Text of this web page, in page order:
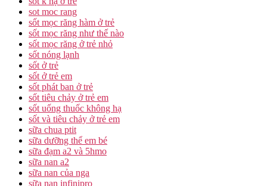
sot moc rang
sốt mọc răng hàm ở trẻ
sốt mọc răng như thế nào
sốt mọc răng ở trẻ nhỏ
sốt nóng lạnh
sốt ở trẻ
sốt ở trẻ em
sốt phát ban ở trẻ
sốt tiêu chảy ở trẻ em
sốt uống thuốc không hạ
sốt và tiêu chảy ở trẻ em
sữa chua ptit
sữa dưỡng thể em bé
sữa đạm a2 và 5hmo
sữa nan a2
sữa nan của nga
sữa nan infinipro